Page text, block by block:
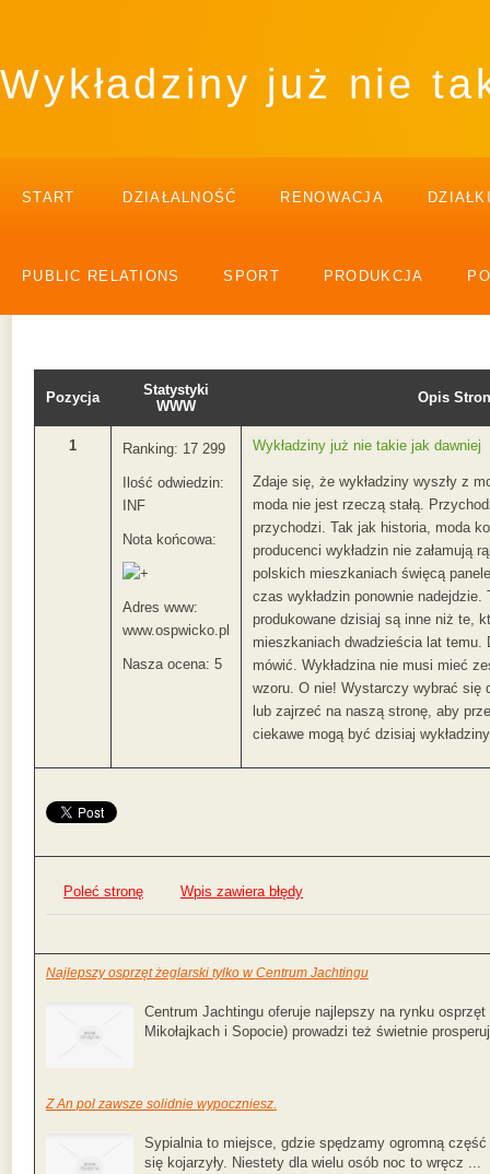
Wykładziny już nie
START DZIAŁALNOŚĆ RENOWACJA
PUBLIC RELATIONS SPORT PRODUKCJA
Pozycja
Statystyki
WWW
Opis
1 Ranking: 17 299
Ilość odwiedzin:
INF
Nota końcowa:
Adres www:
www.ospwicko.pl
Nasza ocena: 5
Wykładziny już nie takie jak dawniej
Zdaje się, że wykładziny wyszły z
moda nie jest rzeczą stałą.
przychodzi. Tak jak historia, moda
producenci wykładzin nie załamują
polskich mieszkaniach święcą
czas wykładzin ponownie nadejdzie.
produkowane dzisiaj są inne niż te,
mieszkaniach dwadzieścia lat temu.
mówić. Wykładzina nie musi mieć
wzoru. O nie! Wystarczy wybrać się
lub zajrzeć na naszą stronę, aby
ciekawe mogą być dzisiaj
Poleć stronę Wpis zawiera błędy
Najlepszy osprzęt żeglarski tylko w Centrum Jachtingu
Centrum Jachtingu oferuje najlepszy na rynku
Mikołajkach i Sopocie) prowadzi też świetnie
Z An pol zawsze solidnie wypoczniesz.
Sypialnia to miejsce, gdzie spędzamy ogromną
się kojarzyły. Niestety dla wielu osób noc to wręcz ...